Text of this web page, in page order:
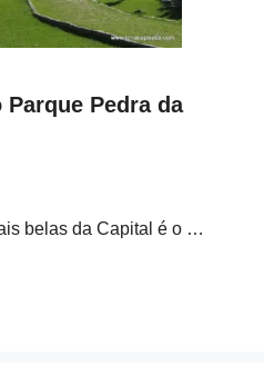
Pedra da
belas da Capital é o …